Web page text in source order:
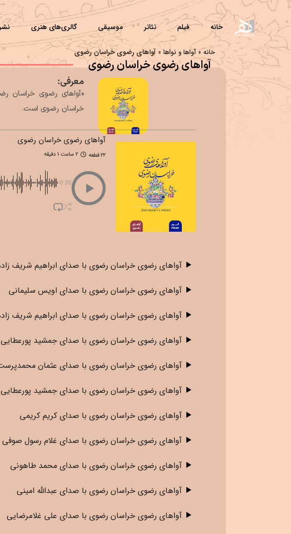
خانه فیلم تئاتر موسیقی گالری‌های هنری
خانه»آواها و نواها» آواهای رضوی خراسان رضوی
آواهای رضوی خراسان رضوی
معرفی:
خراسان رضوی است.
آواهای رضوی خراسان رضوی
۲۲ قطعه 2 ساعت 1 دقیقه
-0:30
آواهای رضوی خراسان رضوی با صدای ابراهیم شریف
آواهای رضوی خراسان رضوی با صدای اویس سلیمانی
آواهای رضوی خراسان رضوی با صدای ابراهیم شریف
آواهای رضوی خراسان رضوی با صدای جمشید پورعطایی
آواهای رضوی خراسان رضوی با صدای عثمان
آواهای رضوی خراسان رضوی با صدای جمشید پورعطایی
آواهای رضوی خراسان رضوی با صدای کریم کریمی
آواهای رضوی خراسان رضوی با صدای غلام رسول صوفی
آواهای رضوی خراسان رضوی با صدای محمد طاهونی
آواهای رضوی خراسان رضوی با صدای عبدالله امینی
آواهای رضوی خراسان رضوی با صدای علی غلامرضایی